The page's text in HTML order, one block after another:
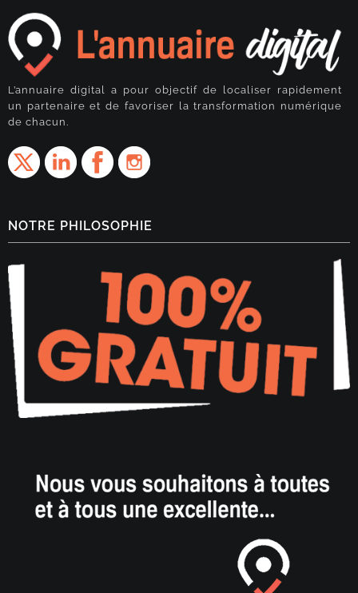
L’annuaire digital a pour objectif de localiser rapidement
un partenaire et de favoriser la transformation numérique
de chacun.
NOTRE PHILOSOPHIE